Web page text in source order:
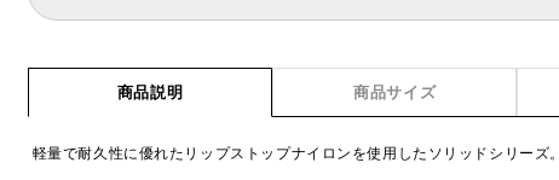
商品説明 商品サイズ
軽量で耐久性に優れたリップストップナイロンを使用したソリッドシリーズ。